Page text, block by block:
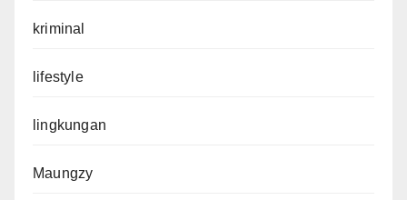
kriminal
lifestyle
lingkungan
Maungzy